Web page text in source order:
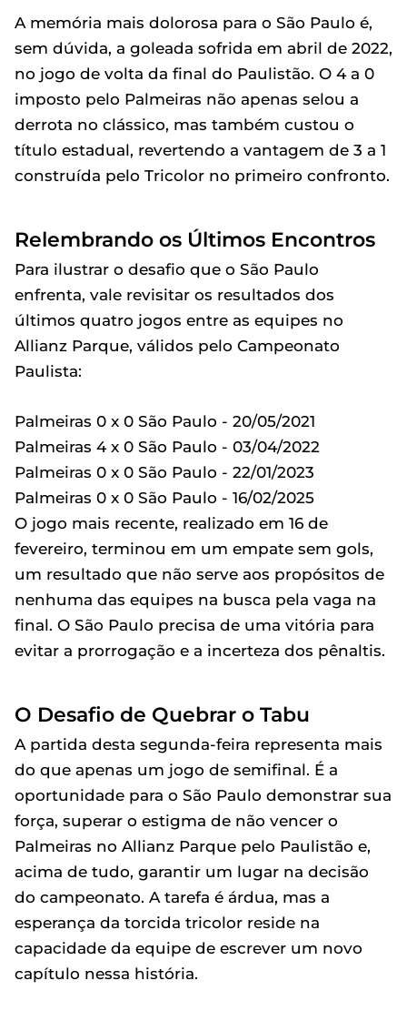
A memória mais dolorosa para o São Paulo é,
sem dúvida, a goleada sofrida em abril de 2022,
no jogo de volta da final do Paulistão. O 4 a 0
imposto pelo Palmeiras não apenas selou a
derrota no clássico, mas também custou o
título estadual, revertendo a vantagem de 3 a 1
construída pelo Tricolor no primeiro confronto.
Relembrando os Últimos Encontros
Para ilustrar o desafio que o São Paulo
enfrenta, vale revisitar os resultados dos
últimos quatro jogos entre as equipes no
Allianz Parque, válidos pelo Campeonato
Paulista:
Palmeiras 0 x 0 São Paulo - 20/05/2021
Palmeiras 4 x 0 São Paulo - 03/04/2022
Palmeiras 0 x 0 São Paulo - 22/01/2023
Palmeiras 0 x 0 São Paulo - 16/02/2025
O jogo mais recente, realizado em 16 de
fevereiro, terminou em um empate sem gols,
um resultado que não serve aos propósitos de
nenhuma das equipes na busca pela vaga na
final. O São Paulo precisa de uma vitória para
evitar a prorrogação e a incerteza dos pênaltis.
O Desafio de Quebrar o Tabu
A partida desta segunda-feira representa mais
do que apenas um jogo de semifinal. É a
oportunidade para o São Paulo demonstrar sua
força, superar o estigma de não vencer o
Palmeiras no Allianz Parque pelo Paulistão e,
acima de tudo, garantir um lugar na decisão
do campeonato. A tarefa é árdua, mas a
esperança da torcida tricolor reside na
capacidade da equipe de escrever um novo
capítulo nessa história.